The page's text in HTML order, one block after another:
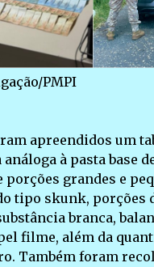
PMPI
apreendidos um
à pasta base
porções grandes e
tipo skunk, porções
branca,
filme, além da
Também foram